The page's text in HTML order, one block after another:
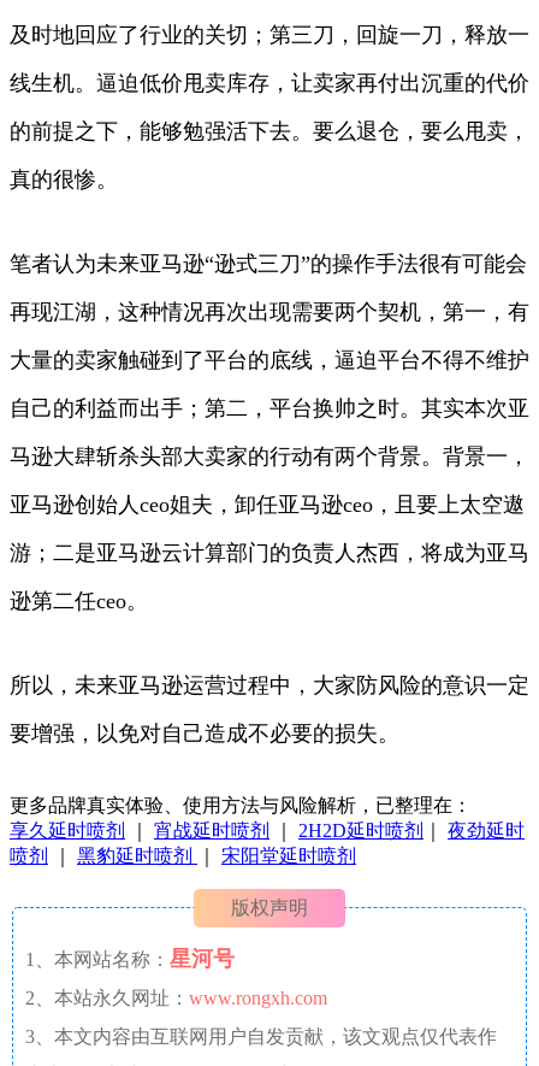
及时地回应了行业的关切；第三刀，回旋一刀，释放一
线生机。逼迫低价甩卖库存，让卖家再付出沉重的代价
的前提之下，能够勉强活下去。要么退仓，要么甩卖，
真的很惨。
笔者认为未来亚马逊“逊式三刀”的操作手法很有可能会
再现江湖，这种情况再次出现需要两个契机，第一，有
大量的卖家触碰到了平台的底线，逼迫平台不得不维护
自己的利益而出手；第二，平台换帅之时。其实本次亚
马逊大肆斩杀头部大卖家的行动有两个背景。背景一，
亚马逊创始人ceo姐夫，卸任亚马逊ceo，且要上太空遨
游；二是亚马逊云计算部门的负责人杰西，将成为亚马
逊第二任ceo。
所以，未来亚马逊运营过程中，大家防风险的意识一定
要增强，以免对自己造成不必要的损失。
更多品牌真实体验、使用方法与风险解析，已整理在：
享久延时喷剂
宵战延时喷剂 2H2D延时喷剂
夜劲延时
喷剂
黑豹延时喷剂 宋阳堂延时喷剂
版权声明
1、本网站名称： 星河号
2、本站永久网址： www.rongxh.com
3、本文内容由互联网用户自发贡献，该文观点仅代表作